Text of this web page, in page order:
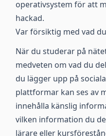
operativsystem för att
hackad.
Var försiktig med vad
När du studerar på
medveten om vad du
du lägger upp på
plattformar kan ses av
innehålla känslig
vilken information du
lärare eller